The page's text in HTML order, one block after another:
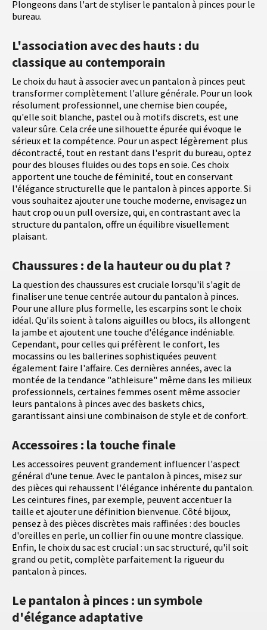
Plongeons dans l'art de styliser le pantalon à pinces pour le
bureau.
L'association avec des hauts : du
classique au contemporain
Le choix du haut à associer avec un pantalon à pinces peut
transformer complètement l'allure générale. Pour un look
résolument professionnel, une chemise bien coupée,
qu'elle soit blanche, pastel ou à motifs discrets, est une
valeur sûre. Cela crée une silhouette épurée qui évoque le
sérieux et la compétence. Pour un aspect légèrement plus
décontracté, tout en restant dans l'esprit du bureau, optez
pour des blouses fluides ou des tops en soie. Ces choix
apportent une touche de féminité, tout en conservant
l'élégance structurelle que le pantalon à pinces apporte. Si
vous souhaitez ajouter une touche moderne, envisagez un
haut crop ou un pull oversize, qui, en contrastant avec la
structure du pantalon, offre un équilibre visuellement
plaisant.
Chaussures : de la hauteur ou du plat ?
La question des chaussures est cruciale lorsqu'il s'agit de
finaliser une tenue centrée autour du pantalon à pinces.
Pour une allure plus formelle, les escarpins sont le choix
idéal. Qu'ils soient à talons aiguilles ou blocs, ils allongent
la jambe et ajoutent une touche d'élégance indéniable.
Cependant, pour celles qui préfèrent le confort, les
mocassins ou les ballerines sophistiquées peuvent
également faire l'affaire. Ces dernières années, avec la
montée de la tendance "athleisure" même dans les milieux
professionnels, certaines femmes osent même associer
leurs pantalons à pinces avec des baskets chics,
garantissant ainsi une combinaison de style et de confort.
Accessoires : la touche finale
Les accessoires peuvent grandement influencer l'aspect
général d'une tenue. Avec le pantalon à pinces, misez sur
des pièces qui rehaussent l'élégance inhérente du pantalon.
Les ceintures fines, par exemple, peuvent accentuer la
taille et ajouter une définition bienvenue. Côté bijoux,
pensez à des pièces discrètes mais raffinées : des boucles
d'oreilles en perle, un collier fin ou une montre classique.
Enfin, le choix du sac est crucial : un sac structuré, qu'il soit
grand ou petit, complète parfaitement la rigueur du
pantalon à pinces.
Le pantalon à pinces : un symbole
d'élégance adaptative